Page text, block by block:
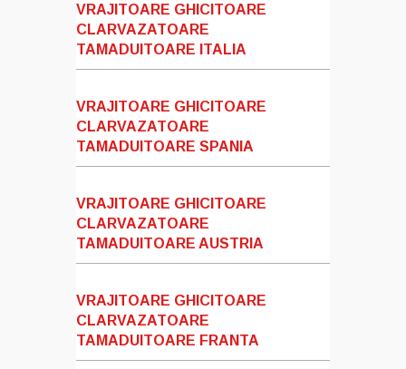
VRAJITOARE GHICITOARE
CLARVAZATOARE
TAMADUITOARE ITALIA
VRAJITOARE GHICITOARE
CLARVAZATOARE
TAMADUITOARE SPANIA
VRAJITOARE GHICITOARE
CLARVAZATOARE
TAMADUITOARE AUSTRIA
VRAJITOARE GHICITOARE
CLARVAZATOARE
TAMADUITOARE FRANTA